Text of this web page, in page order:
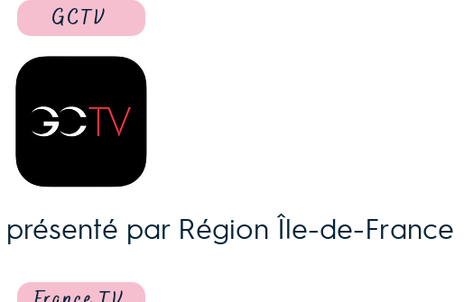
GCTV
par Région Île-de-France